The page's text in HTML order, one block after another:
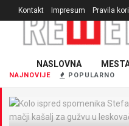
NAJNOVIJE POPULARNO
Kontakt Impresum Pravila
NASLOVNA